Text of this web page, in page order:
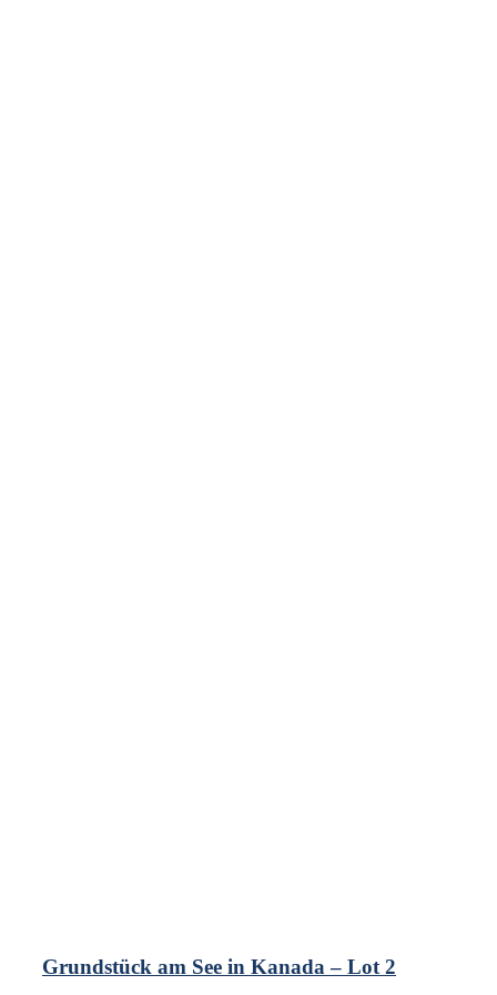
Grundstück am See in Kanada – Lot 2